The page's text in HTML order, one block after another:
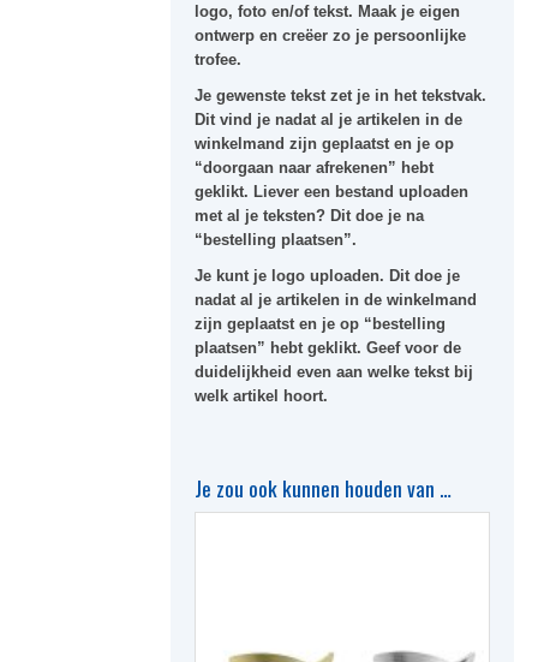
logo, foto en/of tekst. Maak je eigen
ontwerp en creëer zo je persoonlijke
trofee.
Je gewenste tekst zet je in het tekstvak.
Dit vind je nadat al je artikelen in de
winkelmand zijn geplaatst en je op
“doorgaan naar afrekenen” hebt
geklikt. Liever een bestand uploaden
met al je teksten? Dit doe je na
“bestelling plaatsen”.
Je kunt je logo uploaden. Dit doe je
nadat al je artikelen in de winkelmand
zijn geplaatst en je op “bestelling
plaatsen” hebt geklikt. Geef voor de
duidelijkheid even aan welke tekst bij
welk artikel hoort.
Je zou ook kunnen houden van …